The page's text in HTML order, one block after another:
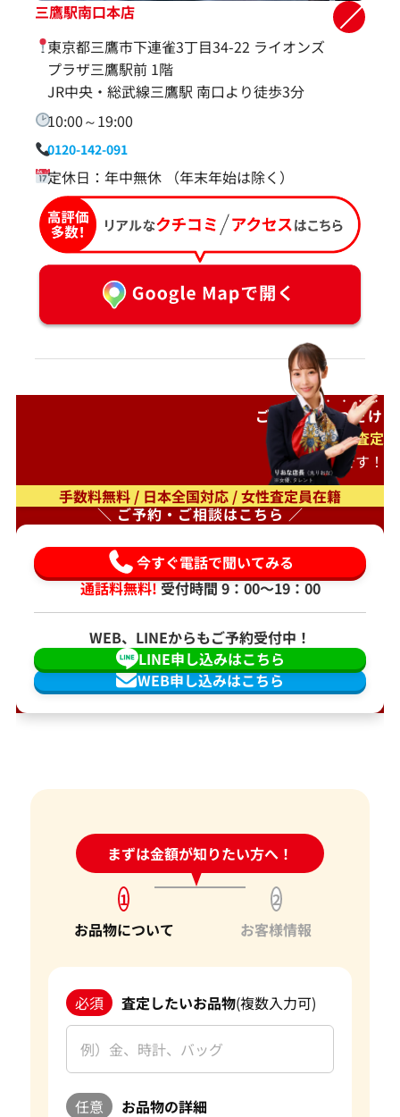
三鷹駅南口本店
東京都三鷹市下連雀3丁目34-22 ライオンズ
プラザ三鷹駅前 1階
JR中央・総武線三鷹駅 南口より徒歩3分
10:00～19:00
0120-142-091
定休日：年中無休 （年末年始は除く）
ご自宅で待つだけ
出張査定
もオススメです！
手数料無料 / 日本全国対応 / 女性査定員在籍
＼ ご予約・ご相談はこちら ／
今すぐ電話で聞いてみる
通話料無料!受付時間 9：00〜19：00
WEB、LINEからもご予約受付中！
WEB申し込みはこちら
LINE申し込みはこちら
まずは金額が知りたい方へ！
24時間受付中!問い合わせフォーム
1
お品物について
2
お客様情報
必須 査定したいお品物(複数入力可)
任意 お品物の詳細